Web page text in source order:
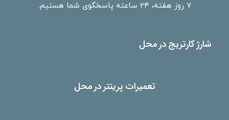
۷ روز هفته، ۲۴ ساعته پاسخگوی شما هستیم.
شارژ کارتریج در محل
تعمیرات پرینتر در محل